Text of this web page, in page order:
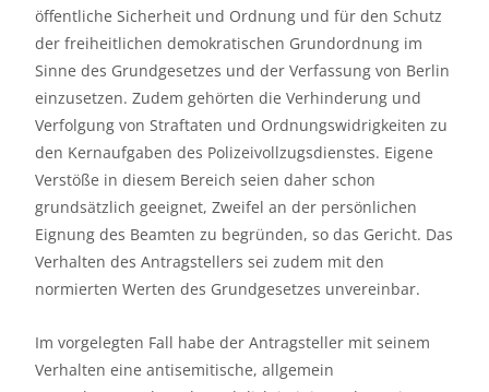
öffentliche Sicherheit und Ordnung und für den Schutz
der freiheitlichen demokratischen Grundordnung im
Sinne des Grundgesetzes und der Verfassung von Berlin
einzusetzen. Zudem gehörten die Verhinderung und
Verfolgung von Straftaten und Ordnungswidrigkeiten zu
den Kernaufgaben des Polizeivollzugsdienstes. Eigene
Verstöße in diesem Bereich seien daher schon
grundsätzlich geeignet, Zweifel an der persönlichen
Eignung des Beamten zu begründen, so das Gericht. Das
Verhalten des Antragstellers sei zudem mit den
normierten Werten des Grundgesetzes unvereinbar.
Im vorgelegten Fall habe der Antragsteller mit seinem
Verhalten eine antisemitische, allgemein